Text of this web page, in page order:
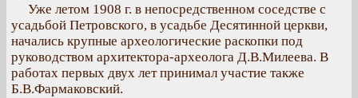
Уже летом 1908 г. в непосредственном соседстве с
усадьбой Петровского, в усадьбе Десятинной церкви,
начались крупные археологические раскопки под
руководством архитектора-археолога Д.В.Милеева. В
работах первых двух лет принимал участие также
Б.В.Фармаковский.